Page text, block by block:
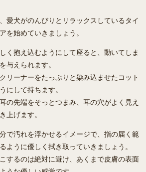
愛犬がのんびりとリラックスしているタイ
を始めていきましょう。
く抱え込むようにして座ると、動いてしま
与えられます。
リーナーをたっぷりと染み込ませたコット
にして持ちます。
の先端をそっとつまみ、耳の穴がよく見え
上げます。
で汚れを浮かせるイメージで、指の届く範
ように優しく拭き取っていきましょう。
するのは絶対に避け、あくまで皮膚の表面